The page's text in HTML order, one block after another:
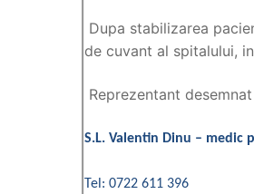
Dupa stabilizarea
de cuvant al spitalului,
Reprezentant
S.L. Valentin Dinu – medic
Tel: 0722 611 396